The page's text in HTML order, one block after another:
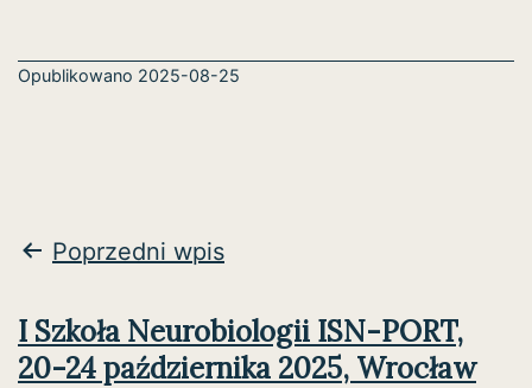
Opublikowano 2025-08-25
Nawigacja
Poprzedni wpis
I Szkoła Neurobiologii ISN-PORT,
20-24 października 2025, Wrocław